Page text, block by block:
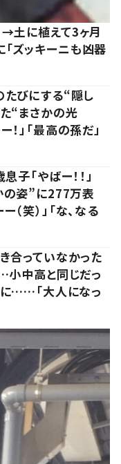
→土に植えて3ヶ月
ズッキーニも凶器
びにする“隠し
“まさかの光
」「最高の孫だ」
子「やばー！！」
姿”に277万表
（笑）」「な、なる
合っていなかった
小中高と同じだっ
……「大人になっ